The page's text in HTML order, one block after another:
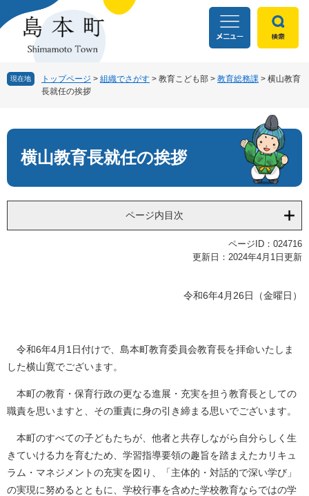
ー
ニ
本
現在地 トップページ > 組織でさがす > 教育こども部 > 教育総務課 > 横山教育
長就任の挨拶
文
横山教育長就任の挨拶
ページ内目次
ページID：024716
更新日：2024年4月1日更新
令和6年4月26日（金曜日）
令和6年4月1日付けで、島本町教育委員会教育長を拝命いたしま
した横山寛でございます。
本町の教育・保育行政の更なる進展・充実を担う教育長としての
職責を思いますと、その重責に身の引き締まる思いでございます。
本町のすべての子どもたちが、他者と共存しながら自分らしく生
きていける力を育むため、学習指導要領の趣旨を踏まえたカリキュ
ラム・マネジメントの充実を図り、「主体的・対話的で深い学び」
の実現に努めるとともに、学校行事を含めた学校教育ならではの学